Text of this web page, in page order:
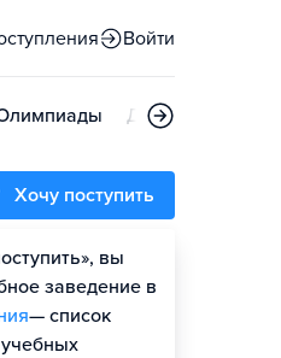
Войти
Дни открытых
Хочу поступить
вы
заведение в
— список
шансы